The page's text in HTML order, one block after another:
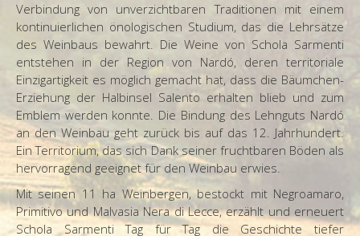
Verbindung von unverzichtbaren Traditionen mit einem
kontinuierlichen önologischen Studium, das die Lehrsätze
des Weinbaus bewahrt. Die Weine von Schola Sarmenti
entstehen in der Region von Nardó, deren territoriale
Einzigartigkeit es möglich gemacht hat, dass die Bäumchen-
Erziehung der Halbinsel Salento erhalten blieb und zum
Emblem werden konnte. Die Bindung des Lehnguts Nardó
an den Weinbau geht zurück bis auf das 12. Jahrhundert.
Ein Territorium, das sich Dank seiner fruchtbaren Böden als
hervorragend geeignet für den Weinbau erwies.
Mit seinen 11 ha Weinbergen, bestockt mit Negroamaro,
Primitivo und Malvasia Nera di Lecce, erzählt und erneuert
Schola Sarmenti Tag für Tag die Geschichte tiefer